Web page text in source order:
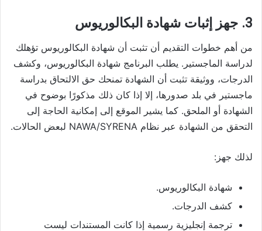
3. جهز إثبات شهادة البكالوريوس
من أهم خطوات التقديم أن تثبت أن شهادة البكالوريوس تؤهلك
لدراسة الماجستير. يطلب البرنامج شهادة البكالوريوس، وكشف
الدرجات، ووثيقة تثبت أن الشهادة تمنحك حق الالتحاق بدراسة
ماجستير في بلد صدورها، إلا إذا كان ذلك مذكورًا بوضوح في
الشهادة أو الملحق. كما يشير الموقع إلى إمكانية الحاجة إلى
التحقق من الشهادة عبر نظام NAWA/SYRENA لبعض الحالات.
لذلك جهز:
شهادة البكالوريوس.
كشف الدرجات.
ترجمة إنجليزية رسمية إذا كانت المستندات ليست